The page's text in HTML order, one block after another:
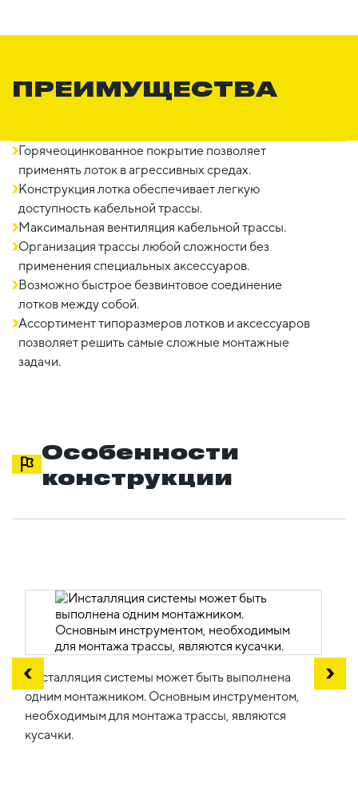
ПРЕИМУЩЕСТВА
Горячеоцинкованное покрытие позволяет
применять лоток в агрессивных средах.
Конструкция лотка обеспечивает легкую
доступность кабельной трассы.
Максимальная вентиляция кабельной трассы.
Организация трассы любой сложности без
применения специальных аксессуаров.
Возможно быстрое безвинтовое соединение
лотков между собой.
Ассортимент типоразмеров лотков и аксессуаров
позволяет решить самые сложные монтажные
задачи.
Особенности
конструкции
Инсталляция системы может быть выполнена
одним монтажником. Основным инструментом,
необходимым для монтажа трассы, являются
кусачки.